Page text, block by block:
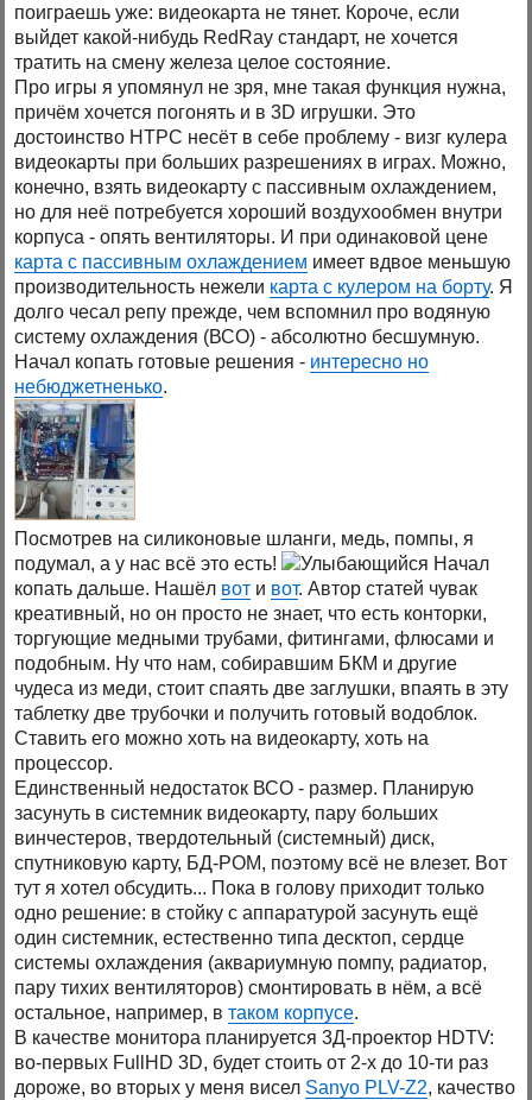
поиграешь уже: видеокарта не тянет. Короче, если
выйдет какой-нибудь RedRay стандарт, не хочется
тратить на смену железа целое состояние.
Про игры я упомянул не зря, мне такая функция нужна,
причём хочется погонять и в 3D игрушки. Это
достоинство HTPC несёт в себе проблему - визг кулера
видеокарты при больших разрешениях в играх. Можно,
конечно, взять видеокарту с пассивным охлаждением,
но для неё потребуется хороший воздухообмен внутри
корпуса - опять вентиляторы. И при одинаковой цене
карта с пассивным охлаждением имеет вдвое меньшую
производительность нежели карта с кулером на борту. Я
долго чесал репу прежде, чем вспомнил про водяную
систему охлаждения (ВСО) - абсолютно бесшумную.
Начал копать готовые решения - интересно но
небюджетненько.
Посмотрев на силиконовые шланги, медь, помпы, я
подумал, а у нас всё это есть!
Начал
копать дальше. Нашёл вот и вот. Автор статей чувак
креативный, но он просто не знает, что есть конторки,
торгующие медными трубами, фитингами, флюсами и
подобным. Ну что нам, собиравшим БКМ и другие
чудеса из меди, стоит спаять две заглушки, впаять в эту
таблетку две трубочки и получить готовый водоблок.
Ставить его можно хоть на видеокарту, хоть на
процессор.
Единственный недостаток ВСО - размер. Планирую
засунуть в системник видеокарту, пару больших
винчестеров, твердотельный (системный) диск,
спутниковую карту, БД-РОМ, поэтому всё не влезет. Вот
тут я хотел обсудить... Пока в голову приходит только
одно решение: в стойку с аппаратурой засунуть ещё
один системник, естественно типа десктоп, сердце
системы охлаждения (аквариумную помпу, радиатор,
пару тихих вентиляторов) смонтировать в нём, а всё
остальное, например, втаком корпусе.
В качестве монитора планируется 3Д-проектор HDTV:
во-первых FullHD 3D, будет стоить от 2-х до 10-ти раз
дороже, во вторых у меня висел Sanyo PLV-Z2, качество